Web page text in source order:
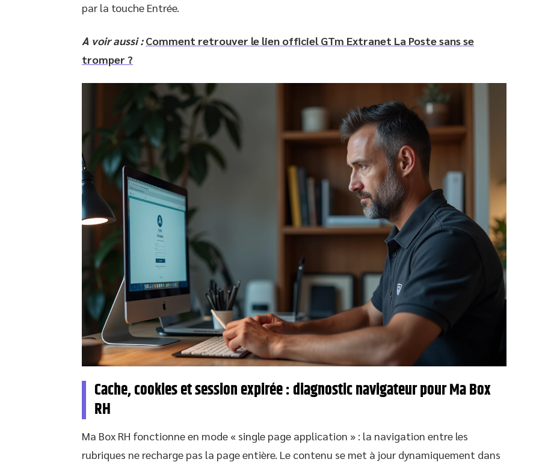
par la touche Entrée.
A voir aussi : Comment retrouver le lien officiel GTm Extranet La Poste sans se
tromper ?
Cache, cookies et session expirée : diagnostic navigateur pour Ma Box
RH
Ma Box RH fonctionne en mode « single page application » : la navigation entre les
rubriques ne recharge pas la page entière. Le contenu se met à jour dynamiquement dans